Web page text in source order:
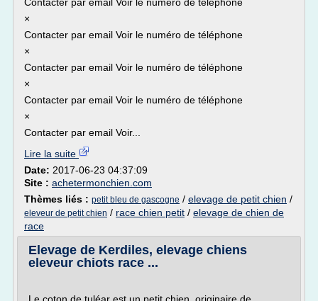
×
Contacter par email Voir le numéro de téléphone
×
Contacter par email Voir le numéro de téléphone
×
Contacter par email Voir le numéro de téléphone
×
Contacter par email Voir...
Lire la suite
Date: 2017-06-23 04:37:09
Site : achetermonchien.com
Thèmes liés : petit bleu de gascogne / elevage de petit chien /
eleveur de petit chien / race chien petit / elevage de chien de
race
Elevage de Kerdiles, elevage chiens
eleveur chiots race ...